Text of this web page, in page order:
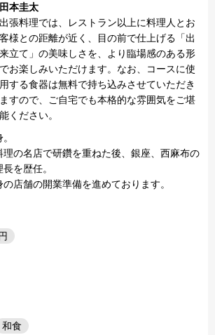
田本圭太
出張料理では、レストラン以上に料理人とお
客様との距離が近く、目の前で仕上げる「出
来立て」の美味しさを、より臨場感のある形
でお楽しみいただけます。なお、コースに使
用する食器は無料で持ち込みさせていただき
ますので、ご自宅でも本格的な雰囲気をご堪
能ください。
の名店で研鑽を重ねた後、銀座、西麻布の
を歴任。
店舗の開業準備を進めております。
和食